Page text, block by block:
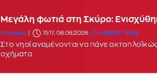
Μεγάλη φωτιά στη Σκύρο:
ΕΛΛΑΔΑ 15:17, 06.08.2026 UPDATE: 19:38
Στο νησί αναμένονται να πάνε
οχήματα